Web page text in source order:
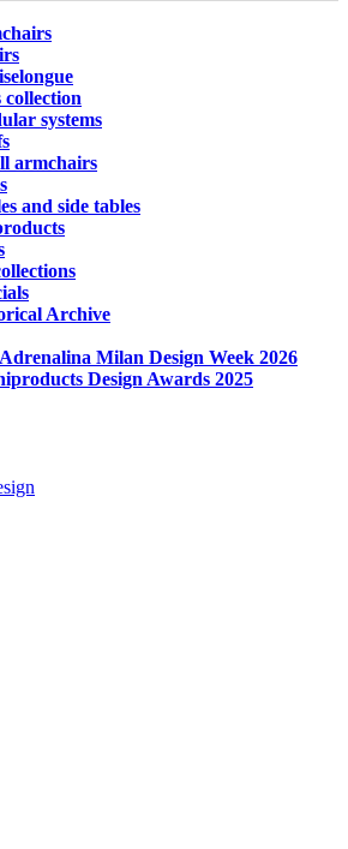
collection
systems
armchairs
and side tables
Archive
Milan Design Week 2026
Design Awards 2025